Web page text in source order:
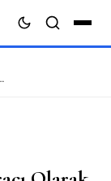
ve Türkiye’de Uygulanabilirliği